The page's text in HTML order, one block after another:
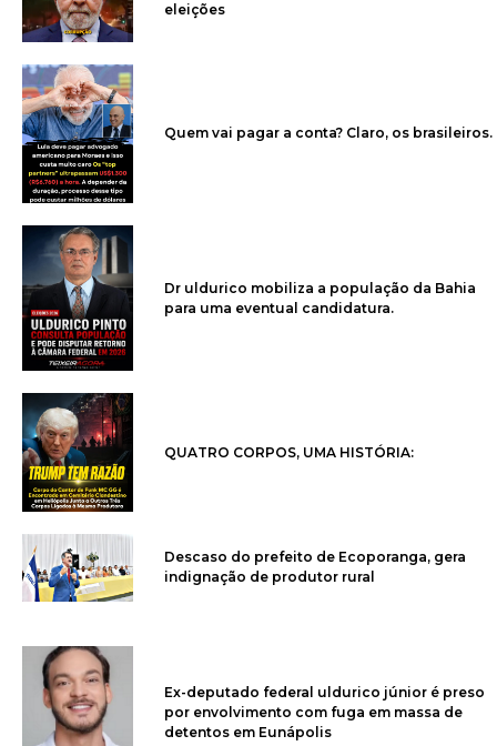
eleições
Quem vai pagar a conta? Claro, os brasileiros.
Dr uldurico mobiliza a população da Bahia
para uma eventual candidatura.
QUATRO CORPOS, UMA HISTÓRIA:
Descaso do prefeito de Ecoporanga, gera
indignação de produtor rural
Ex-deputado federal uldurico júnior é preso
por envolvimento com fuga em massa de
detentos em Eunápolis